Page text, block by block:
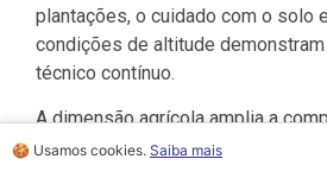
🍪 Usamos cookies. Saiba mais
plantações, o cuidado com o solo
condições de altitude
técnico contínuo.
A dimensão agrícola amplia a
Dolomitas como território